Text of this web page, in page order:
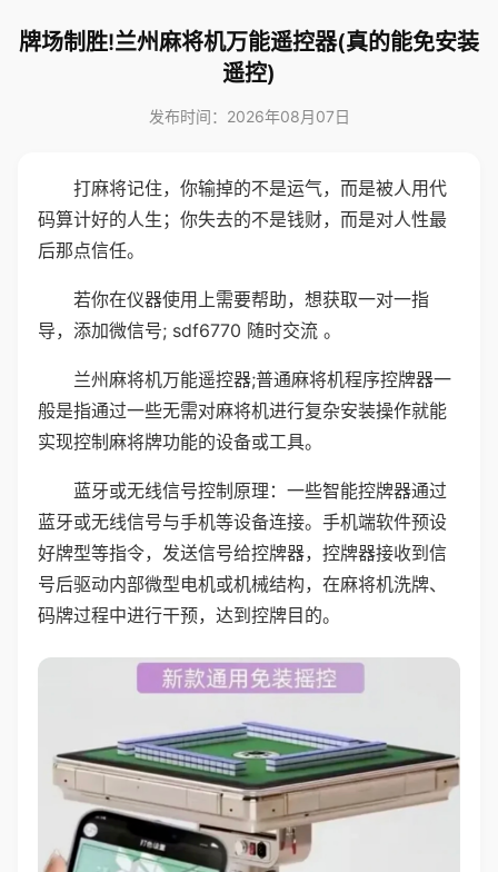
牌场制胜!兰州麻将机万能遥控器(真的能免安装
遥控)
发布时间：2026年08月07日
打麻将记住，你输掉的不是运气，而是被人用代
码算计好的人生；你失去的不是钱财，而是对人性最
后那点信任。
若你在仪器使用上需要帮助，想获取一对一指
导，添加微信号; sdf6770 随时交流 。
兰州麻将机万能遥控器;普通麻将机程序控牌器一
般是指通过一些无需对麻将机进行复杂安装操作就能
实现控制麻将牌功能的设备或工具。
蓝牙或无线信号控制原理：一些智能控牌器通过
蓝牙或无线信号与手机等设备连接。手机端软件预设
好牌型等指令，发送信号给控牌器，控牌器接收到信
号后驱动内部微型电机或机械结构，在麻将机洗牌、
码牌过程中进行干预，达到控牌目的。